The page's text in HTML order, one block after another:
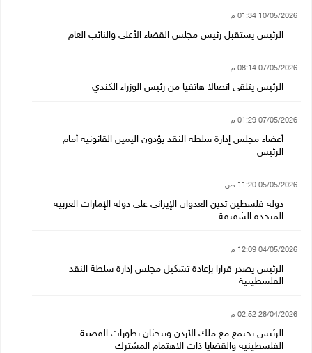
10/05/2026 01:34 م
الرئيس يستقبل رئيس مجلس القضاء الأعلى والنائب العام
07/05/2026 08:14 م
الرئيس يتلقى اتصالا هاتفيا من رئيس الوزراء الكندي
07/05/2026 01:29 م
أعضاء مجلس إدارة سلطة النقد يؤدون اليمين القانونية أمام
الرئيس
05/05/2026 11:20 ص
دولة فلسطين تدين العدوان الإيراني على دولة الإمارات العربية
المتحدة الشقيقة
04/05/2026 12:09 م
الرئيس يصدر قرارا بإعادة تشكيل مجلس إدارة سلطة النقد
الفلسطينية
28/04/2026 02:52 م
الرئيس يجتمع مع ملك الأردن ويبحثان تطورات القضية
الفلسطينية والقضايا ذات الاهتمام المشترك